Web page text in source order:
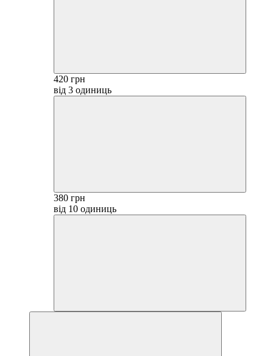
420 грн
від 3 одиниць
380 грн
від 10 одиниць